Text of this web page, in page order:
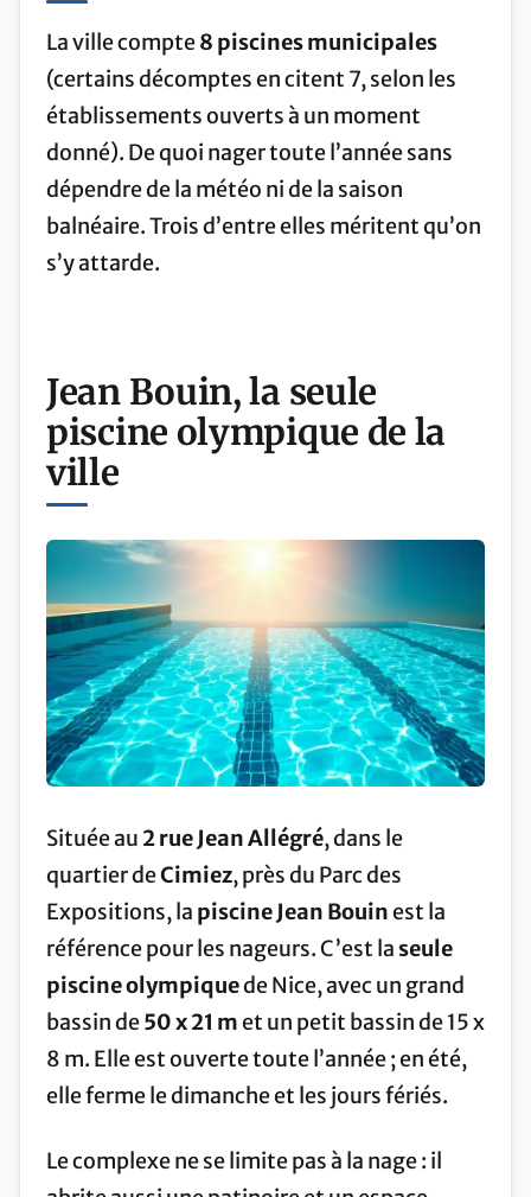
La ville compte8 piscines municipales
(certains décomptes en citent 7, selon les
établissements ouverts à un moment
donné). De quoi nager toute l’année sans
dépendre de la météo ni de la saison
balnéaire. Trois d’entre elles méritent qu’on
s’y attarde.
Jean Bouin, la seule
piscine olympique de la
ville
Située au 2 rue Jean Allégré, dans le
quartier deCimiez, près du Parc des
Expositions, la piscine Jean Bouin est la
référence pour les nageurs. C’est laseule
piscine olympiquede Nice, avec un grand
bassin de50 x 21 m et un petit bassin de 15 x
8 m. Elle est ouverte toute l’année ; en été,
elle ferme le dimanche et les jours fériés.
Le complexe ne se limite pas à la nage : il